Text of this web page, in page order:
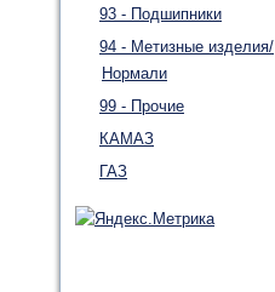
93 - Подшипники
94 - Метизные изделия/
Нормали
99 - Прочие
КАМАЗ
ГАЗ